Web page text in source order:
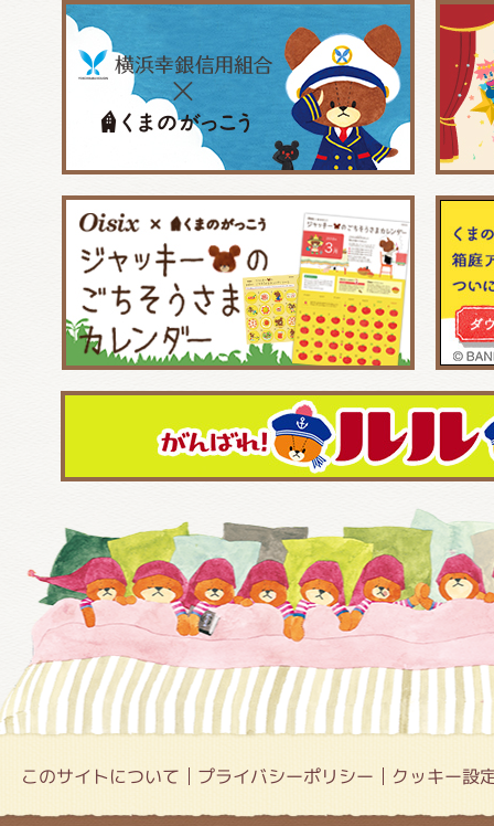
このサイトについて プライバシーポリシー クッキー設